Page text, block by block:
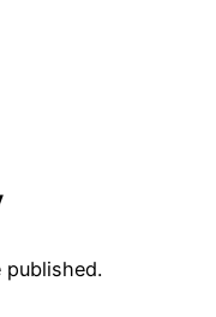
published.